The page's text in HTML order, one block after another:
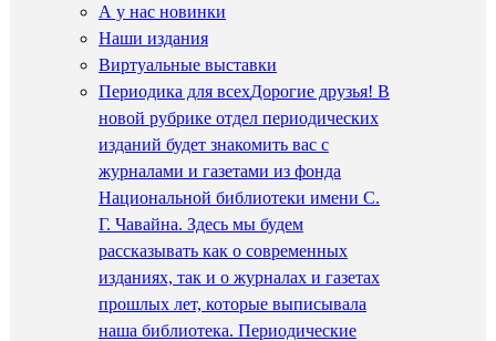
А у нас новинки
Наши издания
Виртуальные выставки
Периодика для всехДорогие друзья! В
новой рубрике отдел периодических
изданий будет знакомить вас с
журналами и газетами из фонда
Национальной библиотеки имени С.
Г. Чавайна. Здесь мы будем
рассказывать как о современных
изданиях, так и о журналах и газетах
прошлых лет, которые выписывала
наша библиотека. Периодические